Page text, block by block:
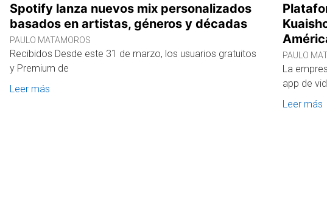
Spotify lanza nuevos mix personalizados
basados en artistas, géneros y décadas
PAULO MATAMOROS
Recibidos Desde este 31 de marzo, los usuarios gratuitos
y Premium de
Leer más
PAULO
La
app de
Leer más